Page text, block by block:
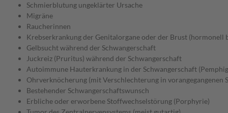
Schmierblutung ungeklärter Ursache
Migräne
Raucherinnen
Krebserkrankung der Genitalorgane oder der Brust (hormonell
Gelbsucht während der Schwangerschaft
Juckreiz (Pruritus) während der Schwangerschaft
Autoimmune Hauterkrankung in der Schwangerschaft
Ohrverknöcherung (mit Verschlechterung in vorangegangenen
Bestehender Schwangerschaftswunsch
Erbliche oder erworbene Stoffwechselstörung (Porphyrie)